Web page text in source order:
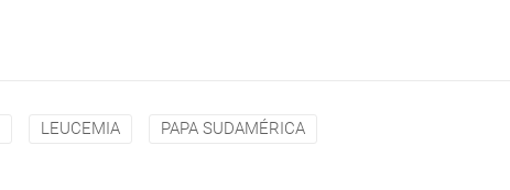
LEUCEMIA PAPA SUDAMÉRICA